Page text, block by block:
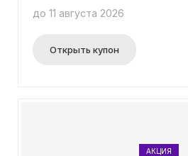
проживании от 15 до 20 дней,
день или больше, ваша скидка
Более подробная информация
до 11 августа 2026
Открыть купон
АКЦИЯ